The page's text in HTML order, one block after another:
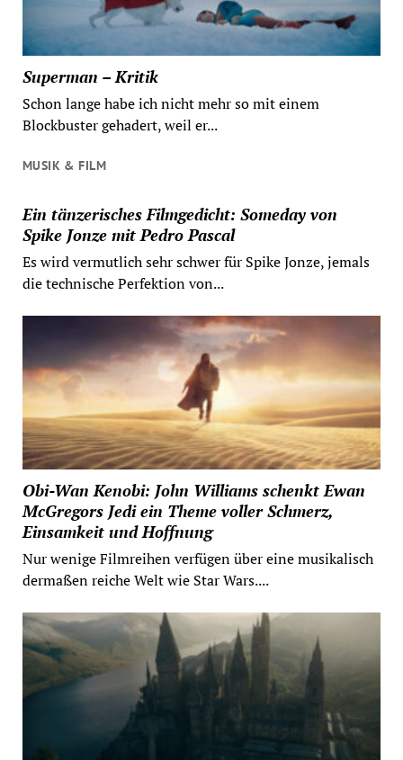
Superman – Kritik
Schon lange habe ich nicht mehr so mit einem
Blockbuster gehadert, weil er...
MUSIK & FILM
Ein tänzerisches Filmgedicht: Someday von
Spike Jonze mit Pedro Pascal
Es wird vermutlich sehr schwer für Spike Jonze, jemals
die technische Perfektion von...
Obi-Wan Kenobi: John Williams schenkt Ewan
McGregors Jedi ein Theme voller Schmerz,
Einsamkeit und Hoffnung
Nur wenige Filmreihen verfügen über eine musikalisch
dermaßen reiche Welt wie Star Wars....